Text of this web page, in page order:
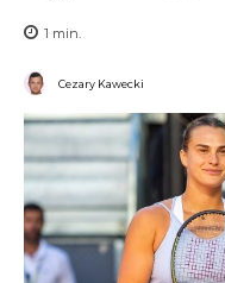
1 min.
Cezary Kawecki